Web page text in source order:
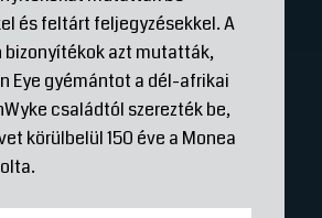
és feltárt feljegyzésekkel. A
azt mutatták,
Eye gyémántot a dél-afrikai
családtól szerezték be,
körülbelül 150 éve a Monea